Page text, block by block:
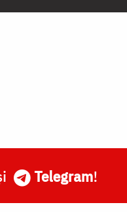
Telegram!